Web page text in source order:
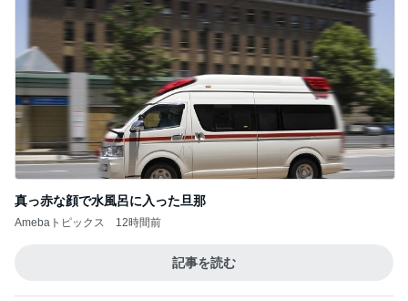
真っ赤な顔で水風呂に入った旦那
Amebaトピックス 12時間前
記事を読む